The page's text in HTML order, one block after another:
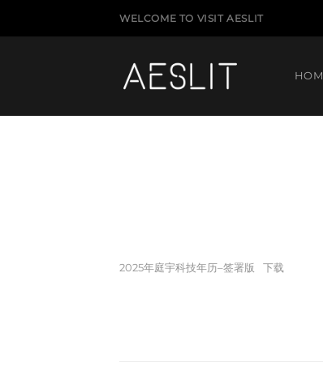
WELCOME TO VISIT AESLIT
2025年庭宇科技年历–签署版 下载